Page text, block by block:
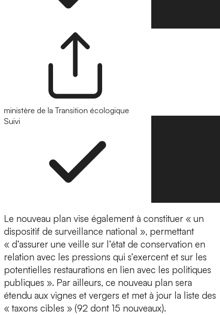
ministère de la Transition écologique
Suivi
Le nouveau plan vise également à constituer « un
dispositif de surveillance national », permettant
« d’assurer une veille sur l’état de conservation en
relation avec les pressions qui s’exercent et sur les
potentielles restaurations en lien avec les politiques
publiques ». Par ailleurs, ce nouveau plan sera
étendu aux vignes et vergers et met à jour la liste des
« taxons cibles » (92 dont 15 nouveaux).